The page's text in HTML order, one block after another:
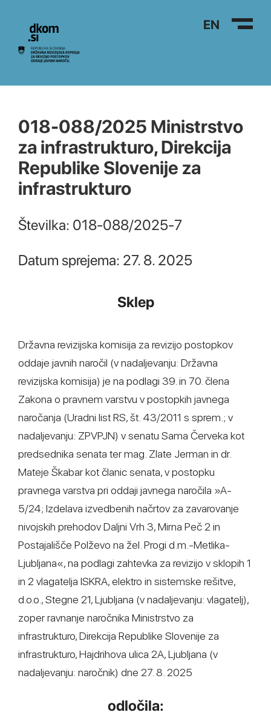
Na vsebino EN
018-088/2025 Ministrstvo
za infrastrukturo, Direkcija
Republike Slovenije za
infrastrukturo
Številka: 018-088/2025-7
Datum sprejema: 27. 8. 2025
Sklep
Državna revizijska komisija za revizijo postopkov
oddaje javnih naročil (v nadaljevanju: Državna
revizijska komisija) je na podlagi 39. in 70. člena
Zakona o pravnem varstvu v postopkih javnega
naročanja (Uradni list RS, št. 43/2011 s sprem.; v
nadaljevanju: ZPVPJN) v senatu Sama Červeka kot
predsednika senata ter mag. Zlate Jerman in dr.
Mateje Škabar kot članic senata, v postopku
pravnega varstva pri oddaji javnega naročila »A-
5/24; Izdelava izvedbenih načrtov za zavarovanje
nivojskih prehodov Daljni Vrh 3, Mirna Peč 2 in
Postajališče Polževo na žel. Progi d.m.-Metlika-
Ljubljana«, na podlagi zahtevka za revizijo v sklopih 1
in 2 vlagatelja ISKRA, elektro in sistemske rešitve,
d.o.o., Stegne 21, Ljubljana (v nadaljevanju: vlagatelj),
zoper ravnanje naročnika Ministrstvo za
infrastrukturo, Direkcija Republike Slovenije za
infrastrukturo, Hajdrihova ulica 2A, Ljubljana (v
nadaljevanju: naročnik) dne 27. 8. 2025
odločila: